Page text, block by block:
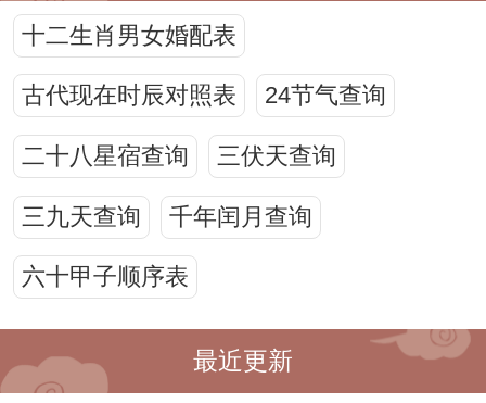
十二生肖男女婚配表
古代现在时辰对照表 24节气查询
二十八星宿查询 三伏天查询
三九天查询 千年闰月查询
六十甲子顺序表
最近更新